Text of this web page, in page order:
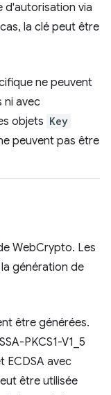
d'autorisation via
la clé peut être
ne peuvent
ni avec
objets Key
peuvent pas être
WebCrypto. Les
génération de
être générées.
PKCS1-V1_5
ECDSA avec
être utilisée